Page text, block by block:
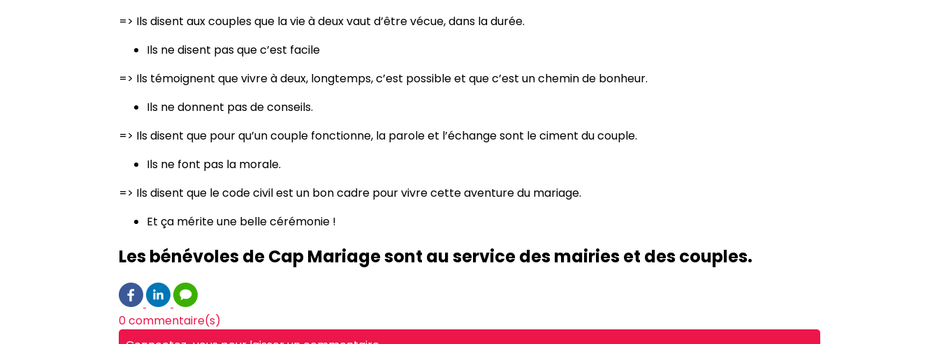
=> Ils disent aux couples que la vie à deux vaut d’être vécue, dans la durée.
Ils ne disent pas que c’est facile
=> Ils témoignent que vivre à deux, longtemps, c’est possible et que c’est un chemin de bonheur.
Ils ne donnent pas de conseils.
=> Ils disent que pour qu’un couple fonctionne, la parole et l’échange sont le ciment du couple.
Ils ne font pas la morale.
=> Ils disent que le code civil est un bon cadre pour vivre cette aventure du mariage.
Et ça mérite une belle cérémonie !
Les bénévoles de Cap Mariage sont au service des mairies et des couples.
0 commentaire(s)